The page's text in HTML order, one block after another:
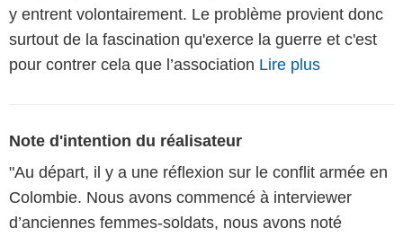
y entrent volontairement. Le problème provient donc
surtout de la fascination qu'exerce la guerre et c'est
pour contrer cela que l’association Lire plus
Note d'intention du réalisateur
"Au départ, il y a une réflexion sur le conflit armée en
Colombie. Nous avons commencé à interviewer
d’anciennes femmes-soldats, nous avons noté